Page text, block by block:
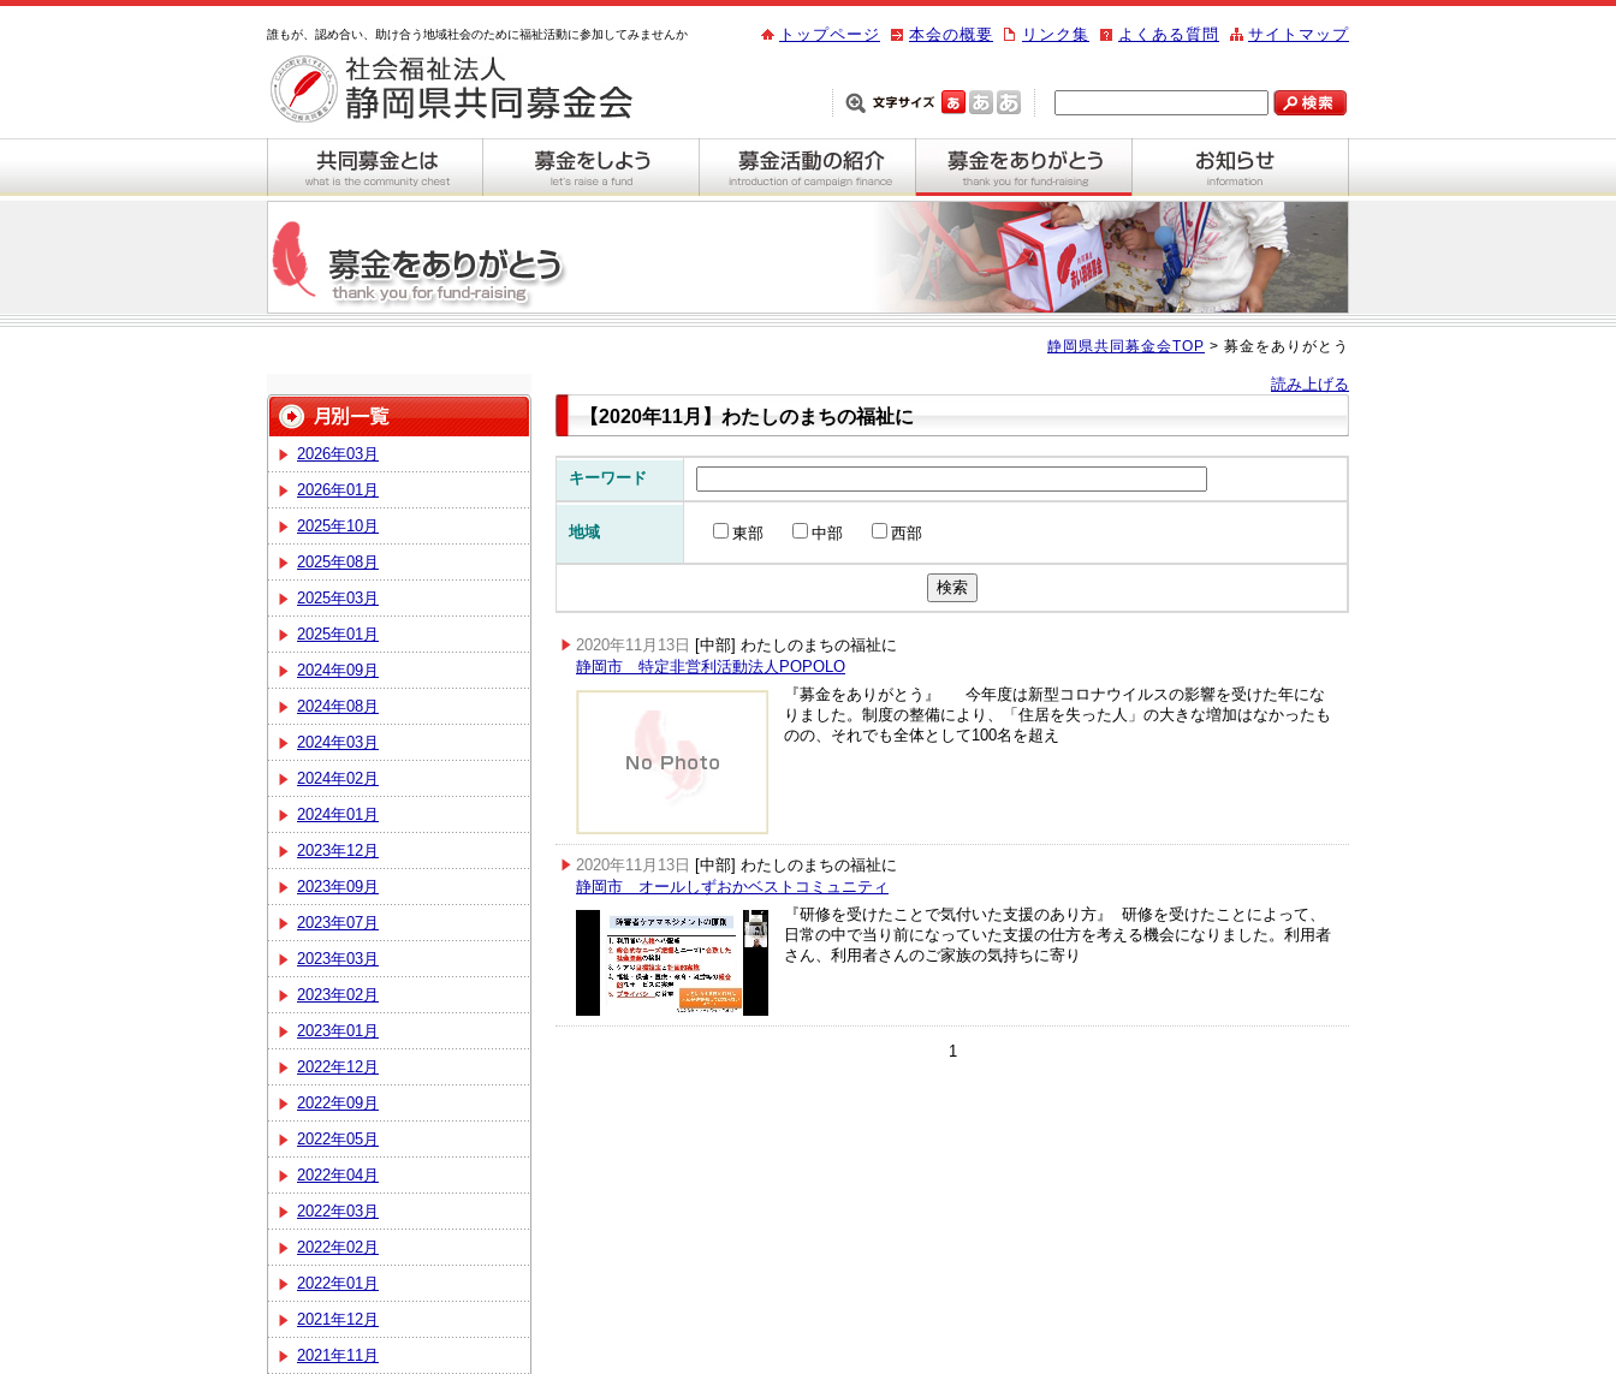
誰もが、認め合い、助け合う地域社会のために福祉活動に参加してみませんか サイトマップ
よくある質問
リンク集
本会の概要
トップページ
静岡県共同募金会TOP > 募金をありがとう
読み上げる
2026年03月
2026年01月
2025年10月
2025年08月
2025年03月
2025年01月
2024年09月
2024年08月
2024年03月
2024年02月
2024年01月
2023年12月
2023年09月
2023年07月
2023年03月
2023年02月
2023年01月
2022年12月
2022年09月
2022年05月
2022年04月
2022年03月
2022年02月
2022年01月
2021年12月
2021年11月
【2020年11月】わたしのまちの福祉に
キーワード
地域 東部 中部 西部
2020年11月13日 [中部] わたしのまちの福祉に
静岡市 特定非営利活動法人POPOLO
『募金をありがとう』 今年度は新型コロナウイルスの影響を受けた年にな
りました。制度の整備により、「住居を失った人」の大きな増加はなかったも
のの、それでも全体として100名を超え
2020年11月13日 [中部] わたしのまちの福祉に
静岡市 オールしずおかベストコミュニティ
『研修を受けたことで気付いた支援のあり方』 研修を受けたことによって、
日常の中で当り前になっていた支援の仕方を考える機会になりました。利用者
さん、利用者さんのご家族の気持ちに寄り
1